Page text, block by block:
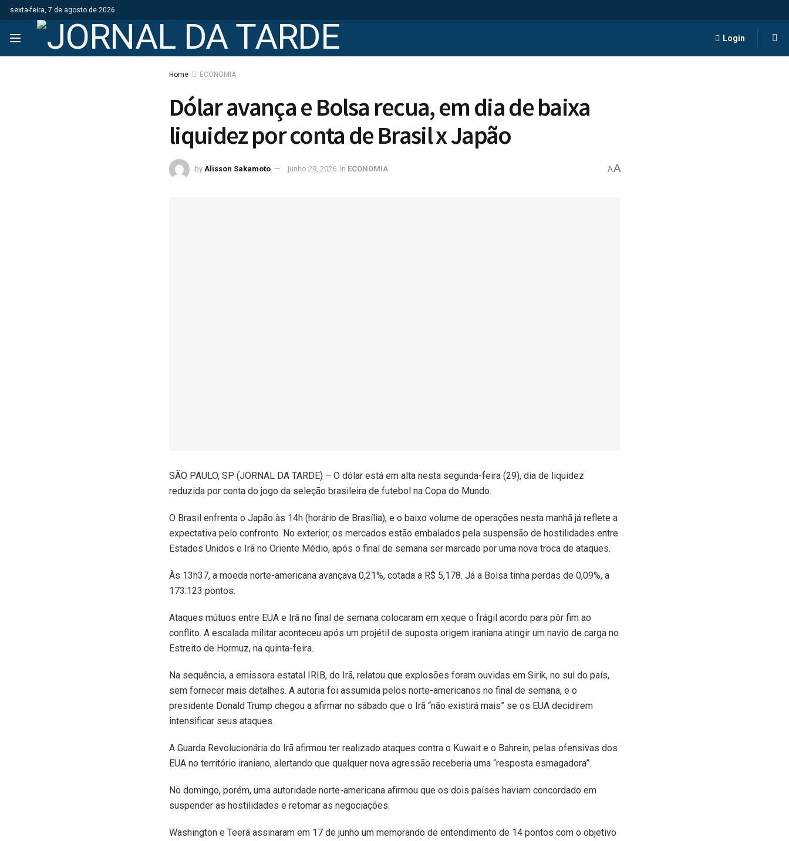
sexta-feira, 7 de agosto de 2026
Login
Home ECONOMIA
Dólar avança e Bolsa recua, em dia de baixa
liquidez por conta de Brasil x Japão
by Alisson Sakamoto junho 29, 2026 in ECONOMIA AA
SÃO PAULO, SP (JORNAL DA TARDE) – O dólar está em alta nesta segunda-feira (29), dia de liquidez
reduzida por conta do jogo da seleção brasileira de futebol na Copa do Mundo.
O Brasil enfrenta o Japão às 14h (horário de Brasília), e o baixo volume de operações nesta manhã já reflete a
expectativa pelo confronto. No exterior, os mercados estão embalados pela suspensão de hostilidades entre
Estados Unidos e Irã no Oriente Médio, após o final de semana ser marcado por uma nova troca de ataques.
Às 13h37, a moeda norte-americana avançava 0,21%, cotada a R$ 5,178. Já a Bolsa tinha perdas de 0,09%, a
173.123 pontos.
Ataques mútuos entre EUA e Irã no final de semana colocaram em xeque o frágil acordo para pôr fim ao
conflito. A escalada militar aconteceu após um projétil de suposta origem iraniana atingir um navio de carga no
Estreito de Hormuz, na quinta-feira.
Na sequência, a emissora estatal IRIB, do Irã, relatou que explosões foram ouvidas em Sirik, no sul do país,
sem fornecer mais detalhes. A autoria foi assumida pelos norte-americanos no final de semana, e o
presidente Donald Trump chegou a afirmar no sábado que o Irã “não existirá mais” se os EUA decidirem
intensificar seus ataques.
A Guarda Revolucionária do Irã afirmou ter realizado ataques contra o Kuwait e o Bahrein, pelas ofensivas dos
EUA no território iraniano, alertando que qualquer nova agressão receberia uma “resposta esmagadora”.
No domingo, porém, uma autoridade norte-americana afirmou que os dois países haviam concordado em
suspender as hostilidades e retomar as negociações.
Washington e Teerã assinaram em 17 de junho um memorando de entendimento de 14 pontos com o objetivo